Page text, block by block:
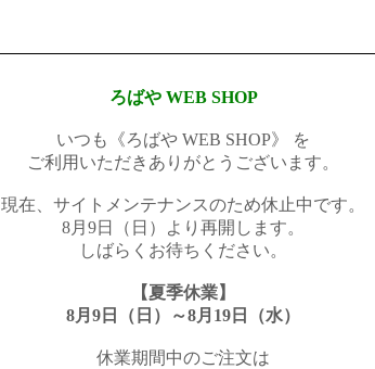
ろばや WEB SHOP
いつも《ろばや WEB SHOP》 を
ご利用いただきありがとうございます。
現在、サイトメンテナンスのため休止中です。
8月9日（日）より再開します。
しばらくお待ちください。
【夏季休業】
8月9日（日）～8月19日（水）
休業期間中のご注文は